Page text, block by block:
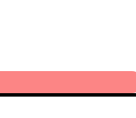
TOGGLE